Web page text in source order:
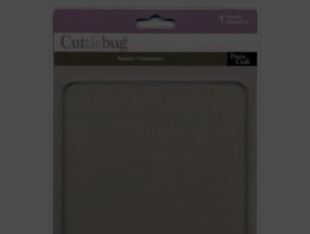
Wenn mehr als ein Produktbild existiert, können Sie die